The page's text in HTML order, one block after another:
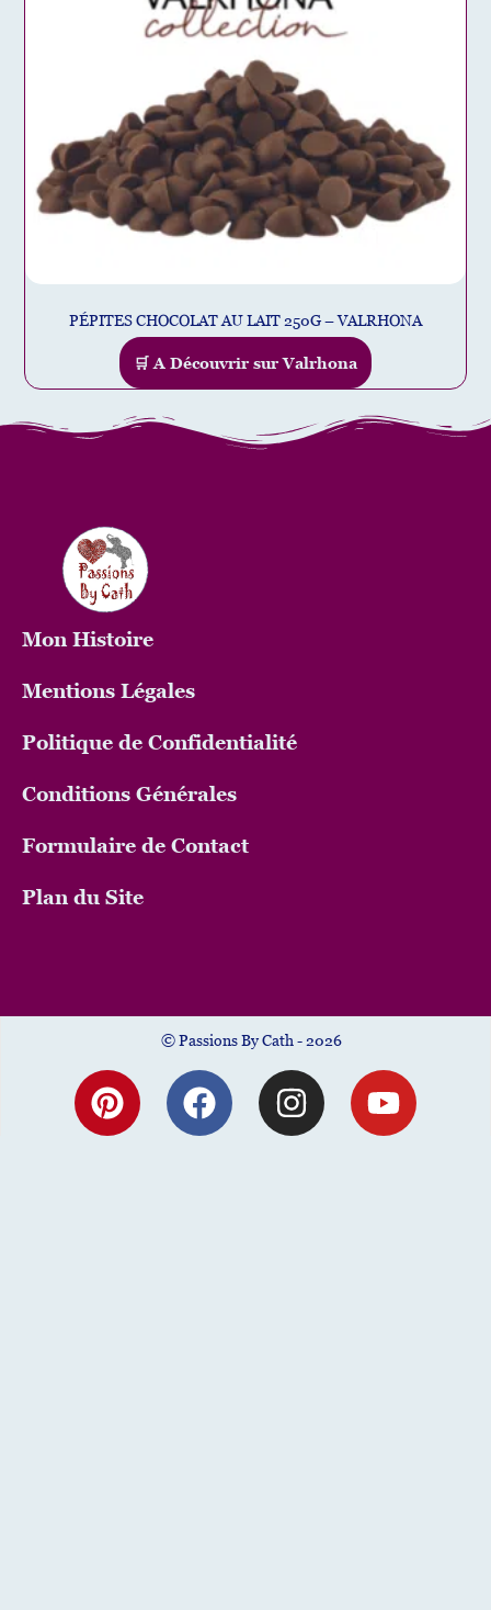
PÉPITES CHOCOLAT AU LAIT 250G – VALRHONA
🛒 A Découvrir sur Valrhona
Mon Histoire
Mentions Légales
Politique de Confidentialité
Conditions Générales
Formulaire de Contact
Plan du Site
© Passions By Cath - 2026